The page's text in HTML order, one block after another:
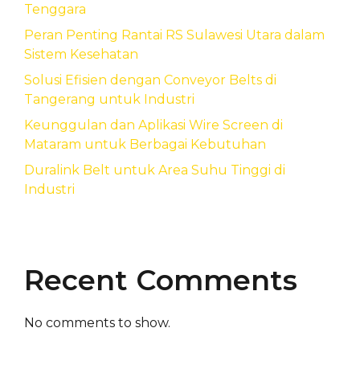
Tenggara
Peran Penting Rantai RS Sulawesi Utara dalam
Sistem Kesehatan
Solusi Efisien dengan Conveyor Belts di
Tangerang untuk Industri
Keunggulan dan Aplikasi Wire Screen di
Mataram untuk Berbagai Kebutuhan
Duralink Belt untuk Area Suhu Tinggi di
Industri
Recent Comments
No comments to show.